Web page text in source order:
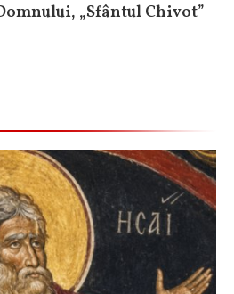
„Sfântul Chivot”